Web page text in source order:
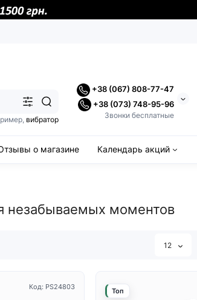
+38 (067) 808-77-47
+38 (073) 748-95-96
Звонки бесплатные
вибратор
о магазине Календарь акций
незабываемых моментов
12
Код: PS24803 Топ